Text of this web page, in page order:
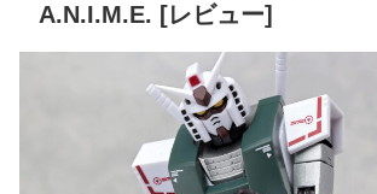
A.N.I.M.E. [レビュー]